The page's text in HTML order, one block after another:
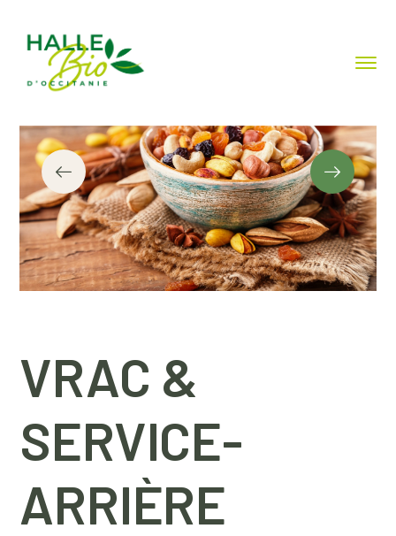
VRAC &
SERVICE-
ARRIÈRE